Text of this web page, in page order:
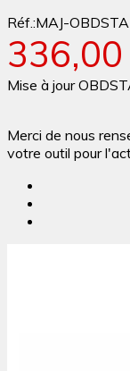
Réf.:MAJ-
Mise à jour
Merci de nous
votre outil pour